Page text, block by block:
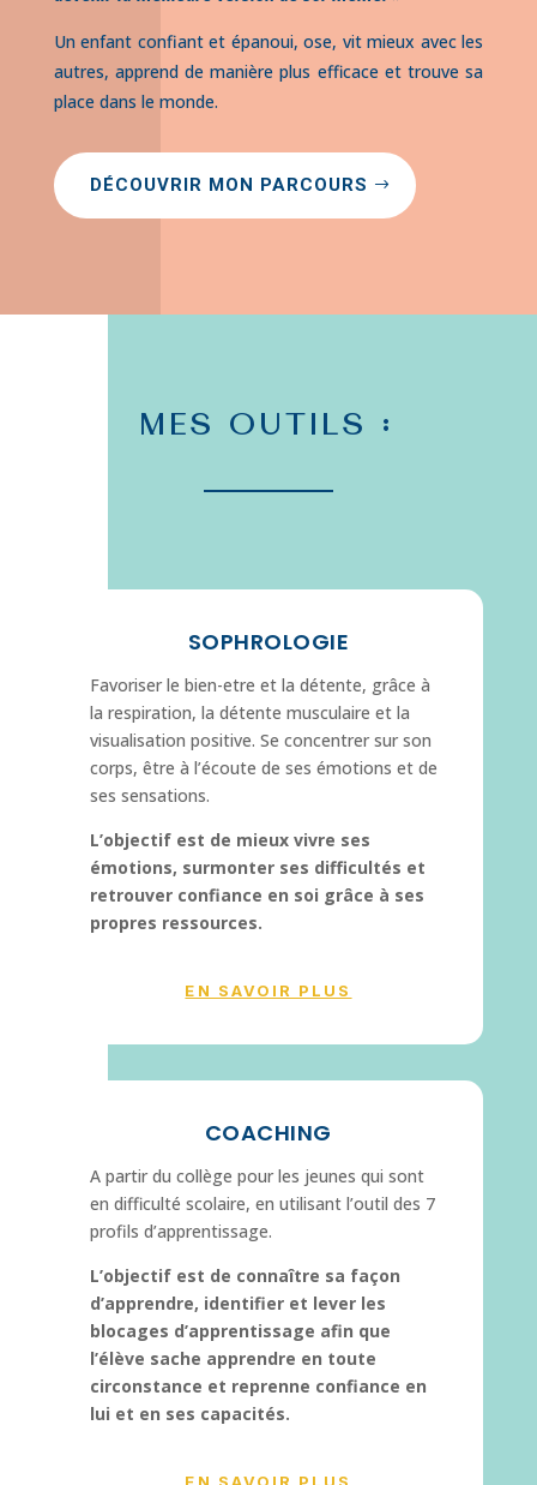
Un enfant confiant et épanoui, ose, vit mieux avec les
autres, apprend de manière plus efficace et trouve sa
place dans le monde.
DÉCOUVRIR MON PARCOURS
MES OUTILS :
SOPHROLOGIE
Favoriser le bien-etre et la détente, grâce à
la respiration, la détente musculaire et la
visualisation positive. Se concentrer sur son
corps, être à l’écoute de ses émotions et de
ses sensations.
L’objectif est de mieux vivre ses
émotions, surmonter ses difficultés et
retrouver confiance en soi grâce à ses
propres ressources.
EN SAVOIR PLUS
COACHING
A partir du collège pour les jeunes qui sont
en difficulté scolaire, en utilisant l’outil des 7
profils d’apprentissage.
L’objectif est de connaître sa façon
d’apprendre, identifier et lever les
blocages d’apprentissage afin que
l’élève sache apprendre en toute
circonstance et reprenne confiance en
lui et en ses capacités.